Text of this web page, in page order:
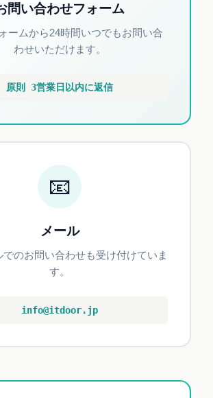
問い合わせフォーム
ームから24時間いつでもお問い合
わせいただけます。
原則 3営業日以内に返信
📧
メール
でのお問い合わせも受け付けていま
す。
info@itdoor.jp